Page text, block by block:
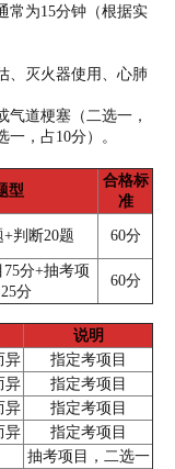
常为15分钟（根据实
、灭火器使用、心肺
气道梗塞（二选一，
，占10分）。
型
合格标
准
+判断20题 60分
分+抽考项
分
60分
说明
异
指定考项目
异
指定考项目
异
指定考项目
异
指定考项目
抽考项目，二选一